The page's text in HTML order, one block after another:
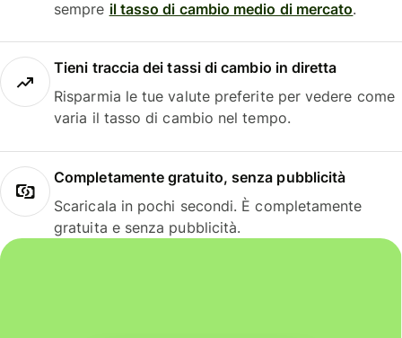
sempre il tasso di cambio medio di mercato.
Tieni traccia dei tassi di cambio in diretta
Risparmia le tue valute preferite per vedere come
varia il tasso di cambio nel tempo.
Completamente gratuito, senza pubblicità
Scaricala in pochi secondi. È completamente
gratuita e senza pubblicità.